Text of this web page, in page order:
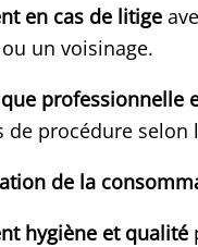
en cas de litige
un voisinage.
professionnelle
de procédure
de la
hygiène et qualité